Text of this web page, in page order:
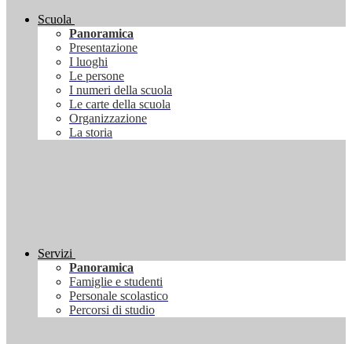
Scuola
Panoramica
Presentazione
I luoghi
Le persone
I numeri della scuola
Le carte della scuola
Organizzazione
La storia
Servizi
Panoramica
Famiglie e studenti
Personale scolastico
Percorsi di studio